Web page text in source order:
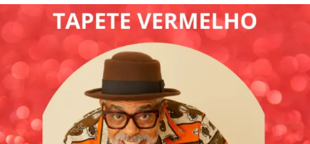
Flipboard
Reddit
Email